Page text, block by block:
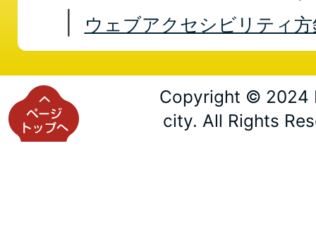
ウェブアクセシビリティ方
Copyright © 2024
city. All Rights